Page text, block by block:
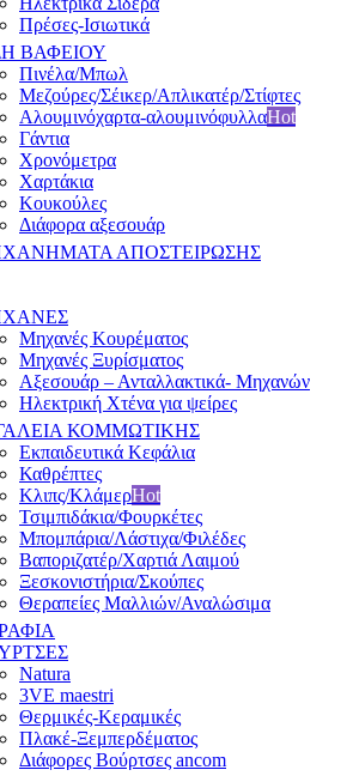
Πρέσες-Ισιωτικά
ΒΑΦΕΙΟΥ
Πινέλα/Μπωλ
Μεζούρες/Σέικερ/Απλικατέρ/Στίφτες
Αλουμινόχαρτα-αλουμινόφυλλαHot
Γάντια
Χρονόμετρα
Χαρτάκια
Κουκούλες
Διάφορα αξεσουάρ
ΑΠΟΣΤΕΙΡΩΣΗΣ
Μηχανές Κουρέματος
Μηχανές Ξυρίσματος
Αξεσουάρ – Ανταλλακτικά- Μηχανών
Ηλεκτρική Χτένα για ψείρες
ΚΟΜΜΩΤΙΚΗΣ
Εκπαιδευτικά Κεφάλια
Καθρέπτες
Κλιπς/ΚλάμερHot
Τσιμπιδάκια/Φουρκέτες
Μπομπάρια/Λάστιχα/Φιλέδες
Βαποριζατέρ/Χαρτιά Λαιμού
Ξεσκονιστήρια/Σκούπες
Θεραπείες Μαλλιών/Αναλώσιμα
Natura
3VE maestri
Θερμικές-Κεραμικές
Πλακέ-Ξεμπερδέματος
Διάφορες Βούρτσες ancom